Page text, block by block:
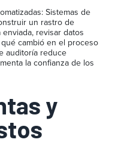
Sistemas de
un rastro de
revisar datos
cambió en el proceso
auditoría reduce
la confianza de los
y